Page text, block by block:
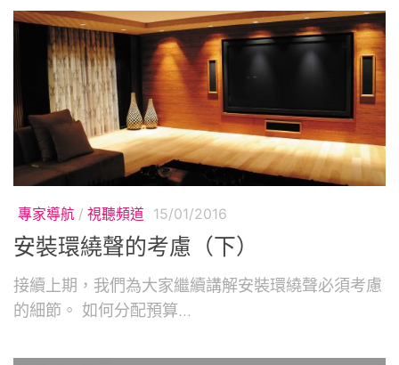
專家導航/ 視聽頻道 15/01/2016
安裝環繞聲的考慮（下）
接續上期，我們為大家繼續講解安裝環繞聲必須考慮
的細節。 如何分配預算...